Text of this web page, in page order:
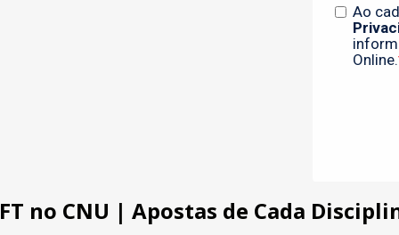
no CNU | Apostas de Cada